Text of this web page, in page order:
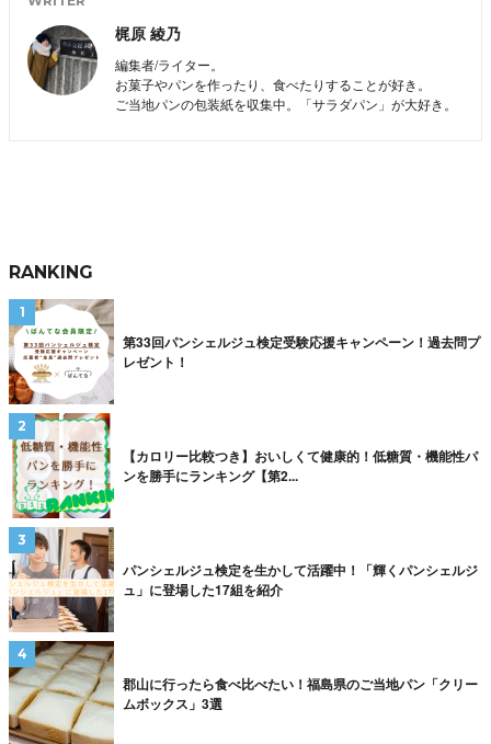
梶原 綾乃
編集者/ライター。
お菓子やパンを作ったり、食べたりすることが好き。
ご当地パンの包装紙を収集中。「サラダパン」が大好き。
RANKING
第33回パンシェルジュ検定受験応援キャンペーン！過去問プ
レゼント！
【カロリー比較つき】おいしくて健康的！低糖質・機能性パ
ンを勝手にランキング【第2...
パンシェルジュ検定を生かして活躍中！「輝くパンシェルジ
ュ」に登場した17組を紹介
郡山に行ったら食べ比べたい！福島県のご当地パン「クリー
ムボックス」3選